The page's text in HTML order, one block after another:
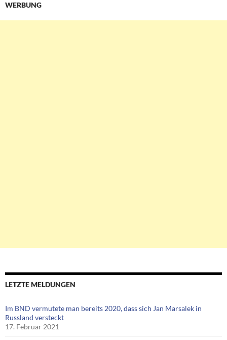
WERBUNG
LETZTE MELDUNGEN
Im BND vermutete man bereits 2020, dass sich Jan Marsalek in
Russland versteckt
17. Februar 2021